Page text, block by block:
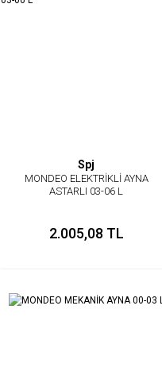
Spj
MONDEO ELEKTRİKLİ AYNA
ASTARLI 03-06 L
2.005,08 TL